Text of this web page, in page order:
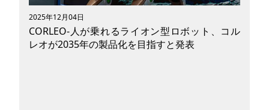
は、ストリーモの特長、開発の背景、活用の可能
性、そして市場や社会に与えるインパクトまで、
MobilitiXが独自の視点で深掘りします。
2025年12月04日
CORLEO-人が乗れるライオン型ロボット、コル
レオが2035年の製品化を目指すと発表